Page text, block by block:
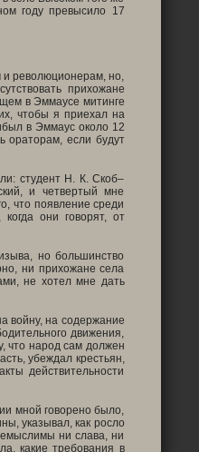
году превысило 17
и революционерам, но,
прихожане
в Эммаусе митинге
чтобы я приехал на
в Эммаус около 12
ораторам, если будут
студент Н. К. Скоб–
и четвертый мне
что появление среди
они говорят, от
но большинство
ни прихожане села
не хотел мне дать
войну, на содержание
движения,
что народ сам должен
убеждал крестьян,
действительности
мной говорено было,
указывал, как росло
ни слава, ни
какие требования в